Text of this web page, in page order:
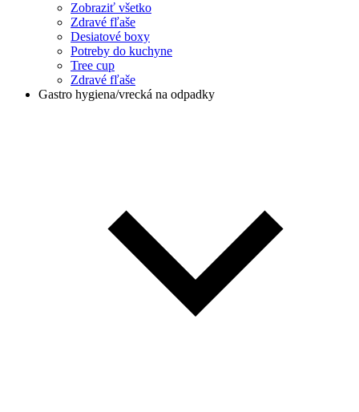
Zobraziť všetko
Zdravé fľaše
Desiatové boxy
Potreby do kuchyne
Tree cup
Zdravé fľaše
Gastro hygiena/vrecká na odpadky